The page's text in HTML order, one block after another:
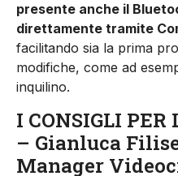
presente anche il
direttamente tramite
facilitando sia la prima
modifiche, come ad
inquilino.
I CONSIGLI PER
– Gianluca
Manager